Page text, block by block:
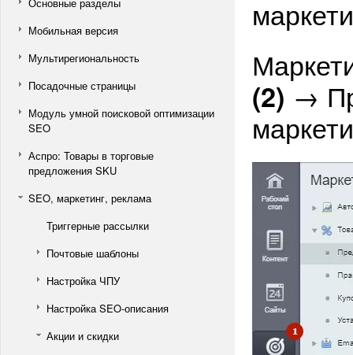
Мобильная версия
Мультирегиональность
Посадочные страницы
Модуль умной поисковой оптимизации
SEO
Аспро: Товары в торговые
предложения SKU
SEO, маркетинг, реклама
Триггерные рассылки
Почтовые шаблоны
Настройка ЧПУ
Настройка SEO-описания
Акции и скидки
(2) →